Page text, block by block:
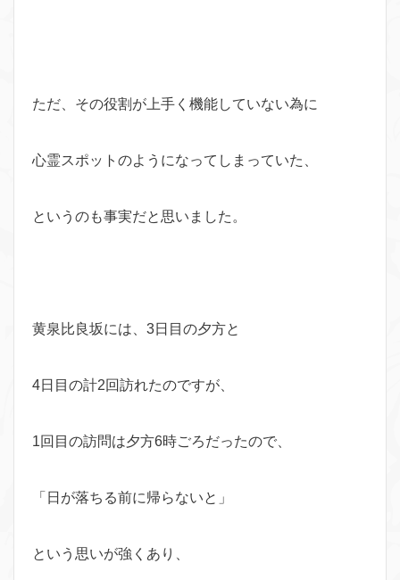
ただ、その役割が上手く機能していない為に
心霊スポットのようになってしまっていた、
というのも事実だと思いました。
黄泉比良坂には、3日目の夕方と
4日目の計2回訪れたのですが、
1回目の訪問は夕方6時ごろだったので、
「日が落ちる前に帰らないと」
という思いが強くあり、